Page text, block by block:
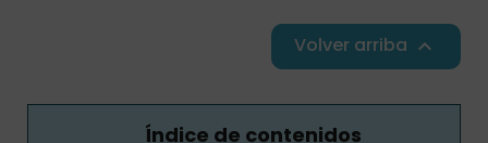
Volver arriba 
Índice de contenidos